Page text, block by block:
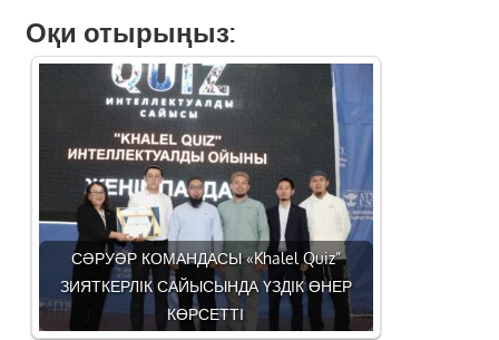
Оқи отырыңыз:
СӘРУӘР КОМАНДАСЫ «Khalel Quiz”
ЗИЯТКЕРЛІК САЙЫСЫНДА ҮЗДІК ӨНЕР
КӨРСЕТТІ